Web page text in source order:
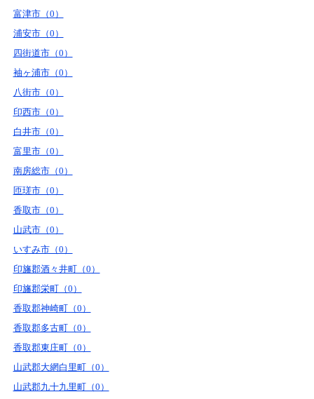
富津市（0）
浦安市（0）
四街道市（0）
袖ヶ浦市（0）
八街市（0）
印西市（0）
白井市（0）
富里市（0）
南房総市（0）
匝瑳市（0）
香取市（0）
山武市（0）
いすみ市（0）
印旛郡酒々井町（0）
印旛郡栄町（0）
香取郡神崎町（0）
香取郡多古町（0）
香取郡東庄町（0）
山武郡大網白里町（0）
山武郡九十九里町（0）